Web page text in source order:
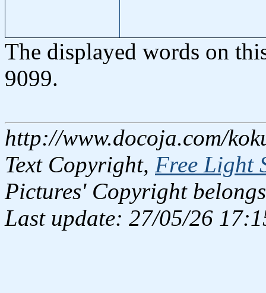
The displayed words on
9099.
http://www.docoja.com/
Text Copyright, Free Light
Pictures' Copyright
Last update: 27/05/26